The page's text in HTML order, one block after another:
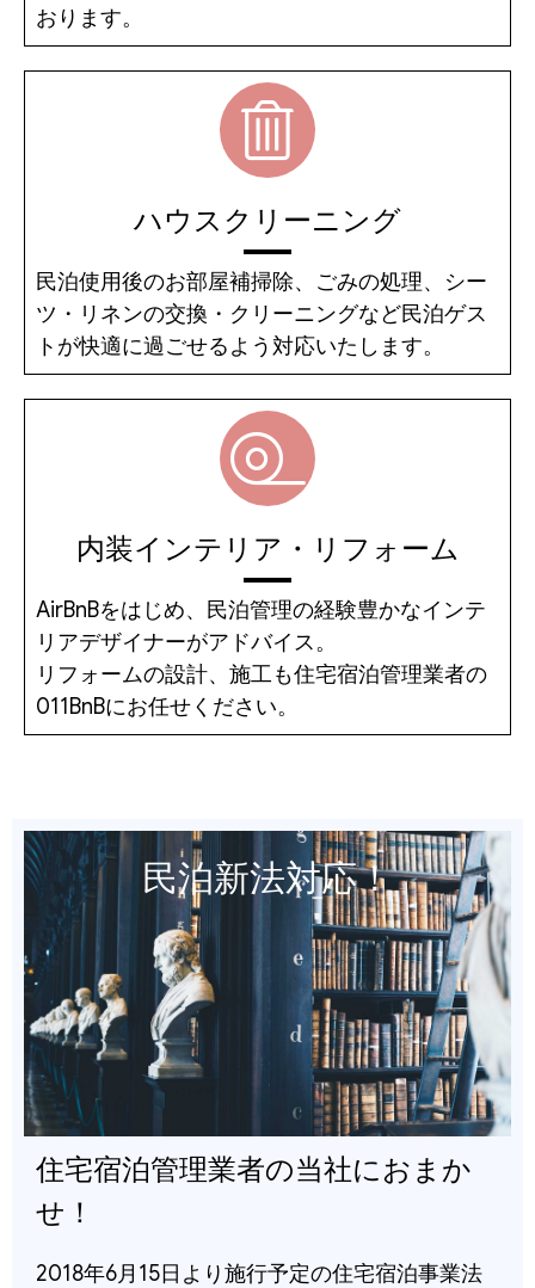
おります。
ハウスクリーニング
民泊使用後のお部屋補掃除、ごみの処理、シー
ツ・リネンの交換・クリーニングなど民泊ゲス
トが快適に過ごせるよう対応いたします。
内装インテリア・リフォーム
AirBnBをはじめ、民泊管理の経験豊かなインテ
リアデザイナーがアドバイス。
リフォームの設計、施工も住宅宿泊管理業者の
011BnBにお任せください。
民泊新法対応！
住宅宿泊管理業者の当社におまか
せ！
2018年6月15日より施行予定の住宅宿泊事業法